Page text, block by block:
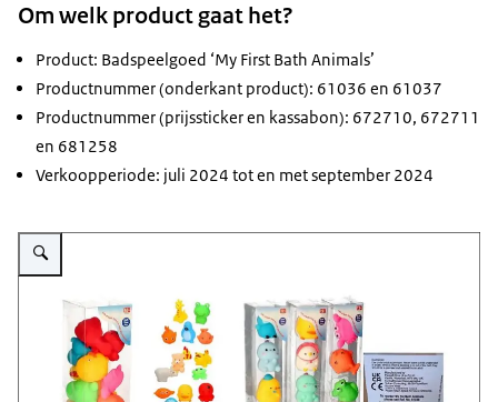
Om welk product gaat het?
Product: Badspeelgoed ‘My First Bath Animals’
Productnummer (onderkant product): 61036 en 61037
Productnummer (prijssticker en kassabon): 672710, 672711
en 681258
Verkoopperiode: juli 2024 tot en met september 2024
Vergroot afbeelding Badspeelgoed My First Bath Animals van TKMaxx